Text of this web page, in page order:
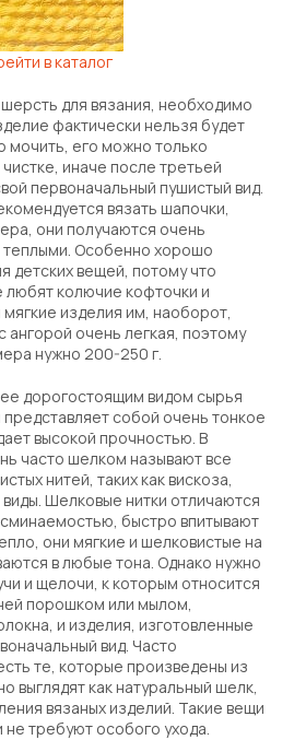
в каталог
для вязания, необходимо
фактически нельзя будет
мочить, его можно только
иначе после третьей
первоначальный пушистый вид.
вязать шапочки,
они получаются очень
теплыми. Особенно хорошо
детских вещей, потому что
любят колючие кофточки и
мягкие изделия им, наоборот,
ангорой очень легкая, поэтому
нужно 200-250 г.
дорогостоящим видом сырья
представляет собой очень тонкое
высокой прочностью. В
часто шелком называют все
нитей, таких как вискоза,
виды. Шелковые нитки отличаются
быстро впитывают
они мягкие и шелковистые на
в любые тона. Однако нужно
и щелочи, к которым относится
порошком или мылом,
и изделия, изготовленные
вид. Часто
те, которые произведены из
выглядят как натуральный шелк,
вязаных изделий. Такие вещи
не требуют особого ухода.